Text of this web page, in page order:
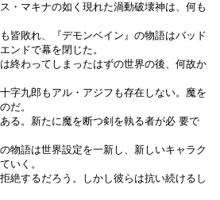
・マキナの如く現れた渦動破壊神は、何も
皆敗れ、『デモンベイン』の物語はバッド
ンドで幕を閉じた。
終わってしまったはずの世界の後、何故か
字九郎もアル・アジフも存在しない。魔を
だ。
る。新たに魔を断つ剣を執る者が必 要で
物語は世界設定を一新し、新しいキャラク
いく。
絶するだろう。しかし彼らは抗い続けるし